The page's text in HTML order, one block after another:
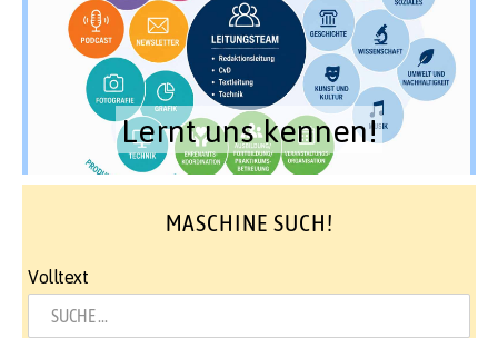
Lernt uns kennen!
MASCHINE SUCH!
Volltext